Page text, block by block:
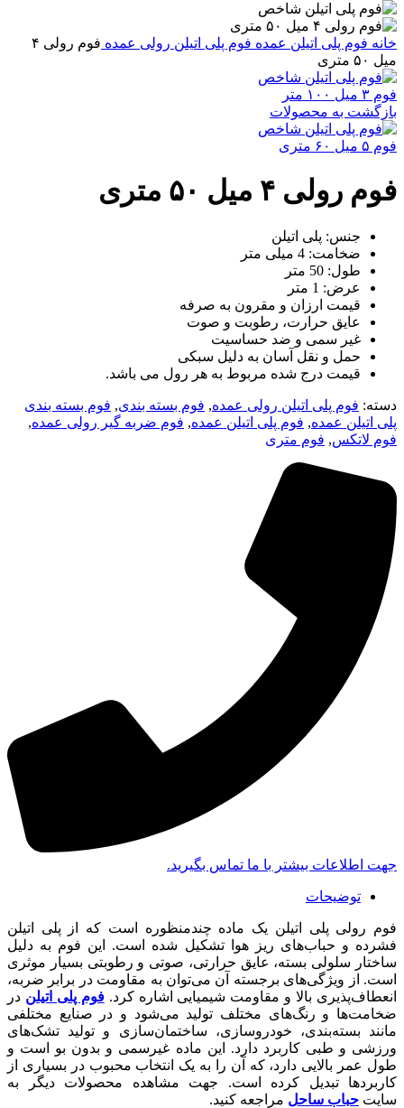
خانه فوم پلی اتیلن عمده فوم پلی اتیلن رولی عمده
فوم رولی ۴
میل ۵۰ متری
فوم ۳ میل ۱۰۰ متر
بازگشت به محصولات
فوم ۵ میل ۶۰ متری
فوم رولی ۴ میل ۵۰ متری
جنس: پلی اتیلن
ضخامت: 4 میلی متر
طول: 50 متر
عرض: 1 متر
قیمت ارزان و مقرون به صرفه
عایق حرارت، رطوبت و صوت
غیر سمی و ضد حساسیت
حمل و نقل آسان به دلیل سبکی
قیمت درج شده مربوط به هر رول می باشد.
دسته: فوم پلی اتیلن رولی عمده, فوم بسته بندی, فوم بسته بندی
پلی اتیلن عمده, فوم پلی اتیلن عمده, فوم ضربه گیر رولی عمده,
فوم لاتکس, فوم متری
جهت اطلاعات بیشتر با ما تماس بگیرید.
توضیحات
فوم رولی پلی اتیلن یک ماده چندمنظوره است که از پلی اتیلن
فشرده و حباب‌های ریز هوا تشکیل شده است. این فوم به دلیل
ساختار سلولی بسته، عایق حرارتی، صوتی و رطوبتی بسیار موثری
است. از ویژگی‌های برجسته آن می‌توان به مقاومت در برابر ضربه،
انعطاف‌پذیری بالا و مقاومت شیمیایی اشاره کرد.فوم پلی اتیلن در
ضخامت‌ها و رنگ‌های مختلف تولید می‌شود و در صنایع مختلفی
مانند بسته‌بندی، خودروسازی، ساختمان‌سازی و تولید تشک‌های
ورزشی و طبی کاربرد دارد. این ماده غیرسمی و بدون بو است و
طول عمر بالایی دارد، که آن را به یک انتخاب محبوب در بسیاری از
کاربردها تبدیل کرده است. جهت مشاهده محصولات دیگر به
سایت حباب ساحل مراجعه کنید.